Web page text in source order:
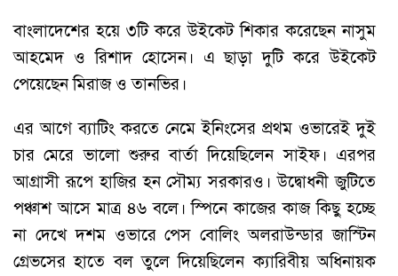
বাংলাদেশের হয়ে ৩টি করে উইকেট শিকার করেছেন নাসুম
আহমেদ ও রিশাদ হোসেন। এ ছাড়া দুটি করে উইকেট
পেয়েছেন মিরাজ ও তানভির।
এর আগে ব্যাটিং করতে নেমে ইনিংসের প্রথম ওভারেই দুই
চার মেরে ভালো শুরুর বার্তা দিয়েছিলেন সাইফ। এরপর
আগ্রাসী রূপে হাজির হন সৌম্য সরকারও। উদ্বোধনী জুটিতে
পঞ্চাশ আসে মাত্র ৪৬ বলে। স্পিনে কাজের কাজ কিছু হচ্ছে
না দেখে দশম ওভারে পেস বোলিং অলরাউন্ডার জাস্টিন
গ্রেভসের হাতে বল তুলে দিয়েছিলেন ক্যারিবীয় অধিনায়ক